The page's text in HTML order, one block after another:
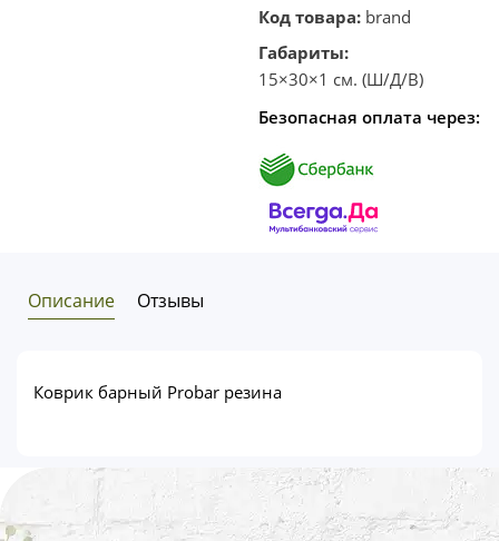
клик
Код товара: brand
Габариты:
15×30×1 см. (Ш/Д/В)
Безопасная оплата через:
Описание Отзывы
Коврик барный Probar резина